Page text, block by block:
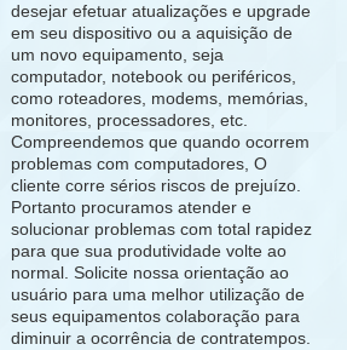
desejar efetuar atualizações e upgrade
em seu dispositivo ou a aquisição de
um novo equipamento, seja
computador, notebook ou periféricos,
como roteadores, modems, memórias,
monitores, processadores, etc.
Compreendemos que quando ocorrem
problemas com computadores, O
cliente corre sérios riscos de prejuízo.
Portanto procuramos atender e
solucionar problemas com total rapidez
para que sua produtividade volte ao
normal. Solicite nossa orientação ao
usuário para uma melhor utilização de
seus equipamentos colaboração para
diminuir a ocorrência de contratempos.